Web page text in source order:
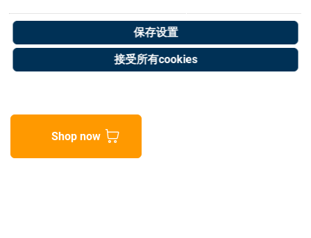
保存设置
接受所有cookies
SECTOR MC280
Art. No. 02065528
Unit of measure : Piece
Shop now